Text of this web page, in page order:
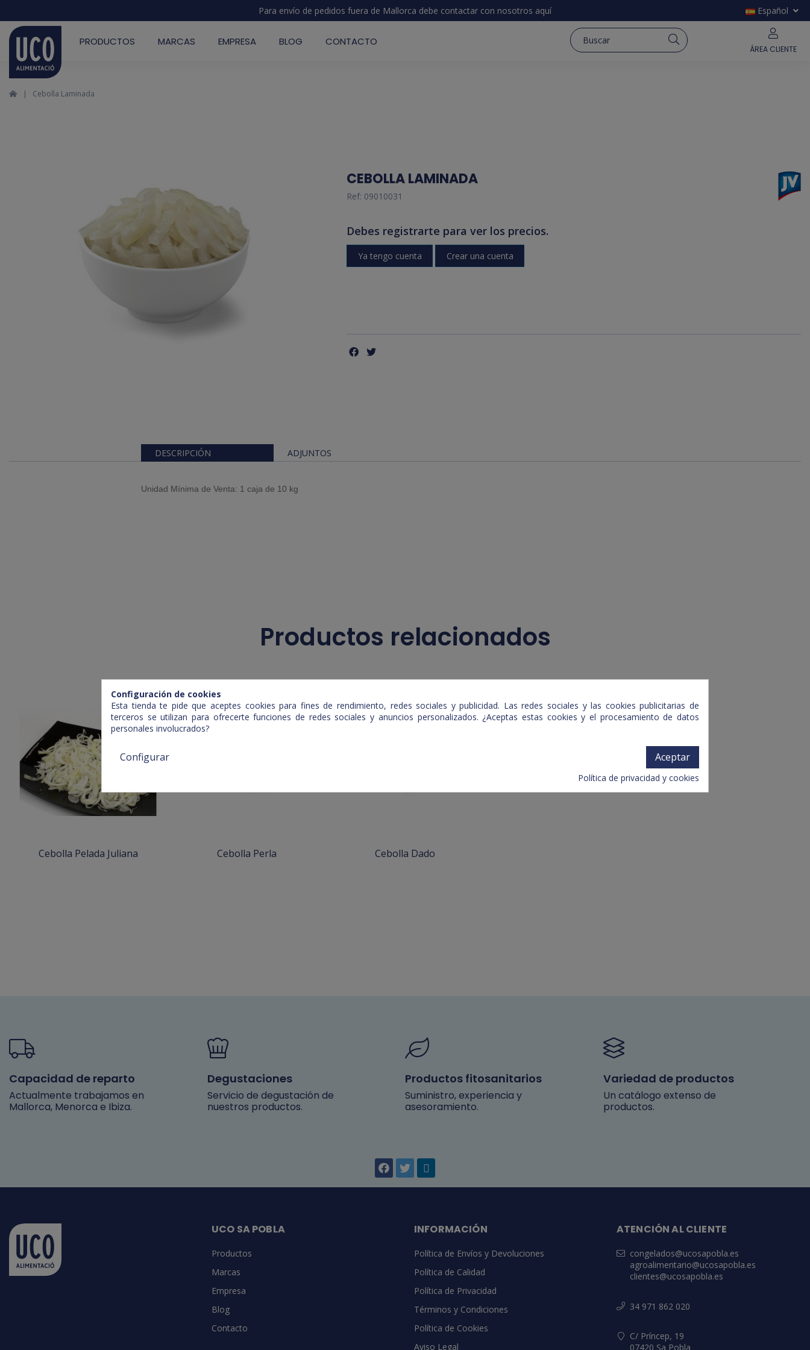
Para envío de pedidos fuera de Mallorca debe contactar con nosotros aquí Español
PRODUCTOS MARCAS EMPRESA BLOG CONTACTO
ÁREA CLIENTE
Cebolla Laminada
CEBOLLA LAMINADA
Ref: 09010031
Debes registrarte para ver los precios.
Ya tengo cuenta Crear una cuenta
DESCRIPCIÓN ADJUNTOS
Unidad Mínima de Venta: 1 caja de 10 kg
Productos relacionados
Cebolla Pelada Juliana Cebolla Perla Cebolla Dado
Capacidad de reparto
Actualmente trabajamos en
Mallorca, Menorca e Ibiza.
Degustaciones
Servicio de degustación de
nuestros productos.
Productos fitosanitarios
Suministro, experiencia y
asesoramiento.
Variedad de productos
Un catálogo extenso de
productos.
UCO SA POBLA
Productos
Marcas
Empresa
Blog
Contacto
INFORMACIÓN
Política de Envíos y Devoluciones
Política de Calidad
Política de Privacidad
Términos y Condiciones
Política de Cookies
Aviso Legal
ATENCIÓN AL CLIENTE
congelados@ucosapobla.es
agroalimentario@ucosapobla.es
clientes@ucosapobla.es
34 971 862 020
C/ Príncep, 19
07420 Sa Pobla
Configuración de cookies
Esta tienda te pide que aceptes cookies para fines de rendimiento, redes sociales y publicidad. Las redes sociales y las cookies publicitarias de
terceros se utilizan para ofrecerte funciones de redes sociales y anuncios personalizados. ¿Aceptas estas cookies y el procesamiento de datos
personales involucrados?
Aceptar
Configurar
Política de privacidad y cookies